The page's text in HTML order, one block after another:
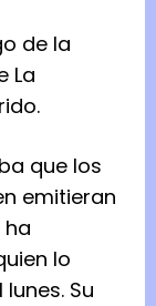
de la
La
que los
emitieran
lo
Su